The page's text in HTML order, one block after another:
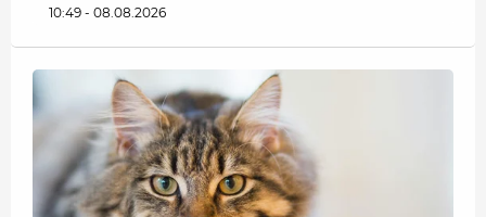
10:49 - 08.08.2026